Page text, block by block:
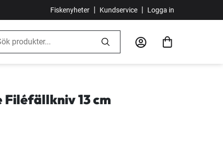
Fiskenyheter | Kundservice | Logga in
Filéfällkniv 13 cm